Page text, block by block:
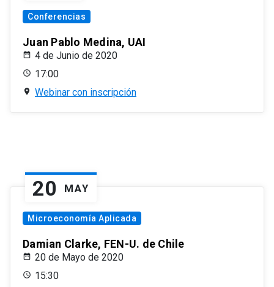
Conferencias
Juan Pablo Medina, UAI
4 de Junio de 2020
17:00
Webinar con inscripción
20 MAY
Microeconomía Aplicada
Damian Clarke, FEN-U. de Chile
20 de Mayo de 2020
15:30